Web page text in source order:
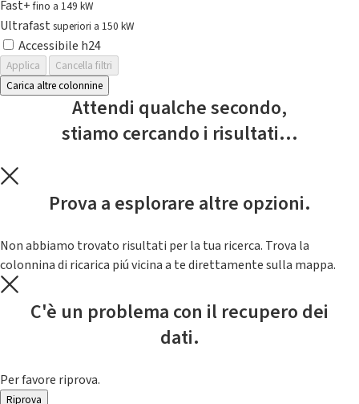
Fast+fino a 149 kW
Ultrafast superiori a 150 kW
Accessibile h24
Applica
Cancella filtri
Carica altre colonnine
Attendi qualche secondo,
stiamo cercando i risultati...
Prova a esplorare altre opzioni.
Non abbiamo trovato risultati per la tua ricerca. Trova la
colonnina di ricarica piú vicina a te direttamente sulla mappa.
C'è un problema con il recupero dei
dati.
Per favore riprova.
Riprova